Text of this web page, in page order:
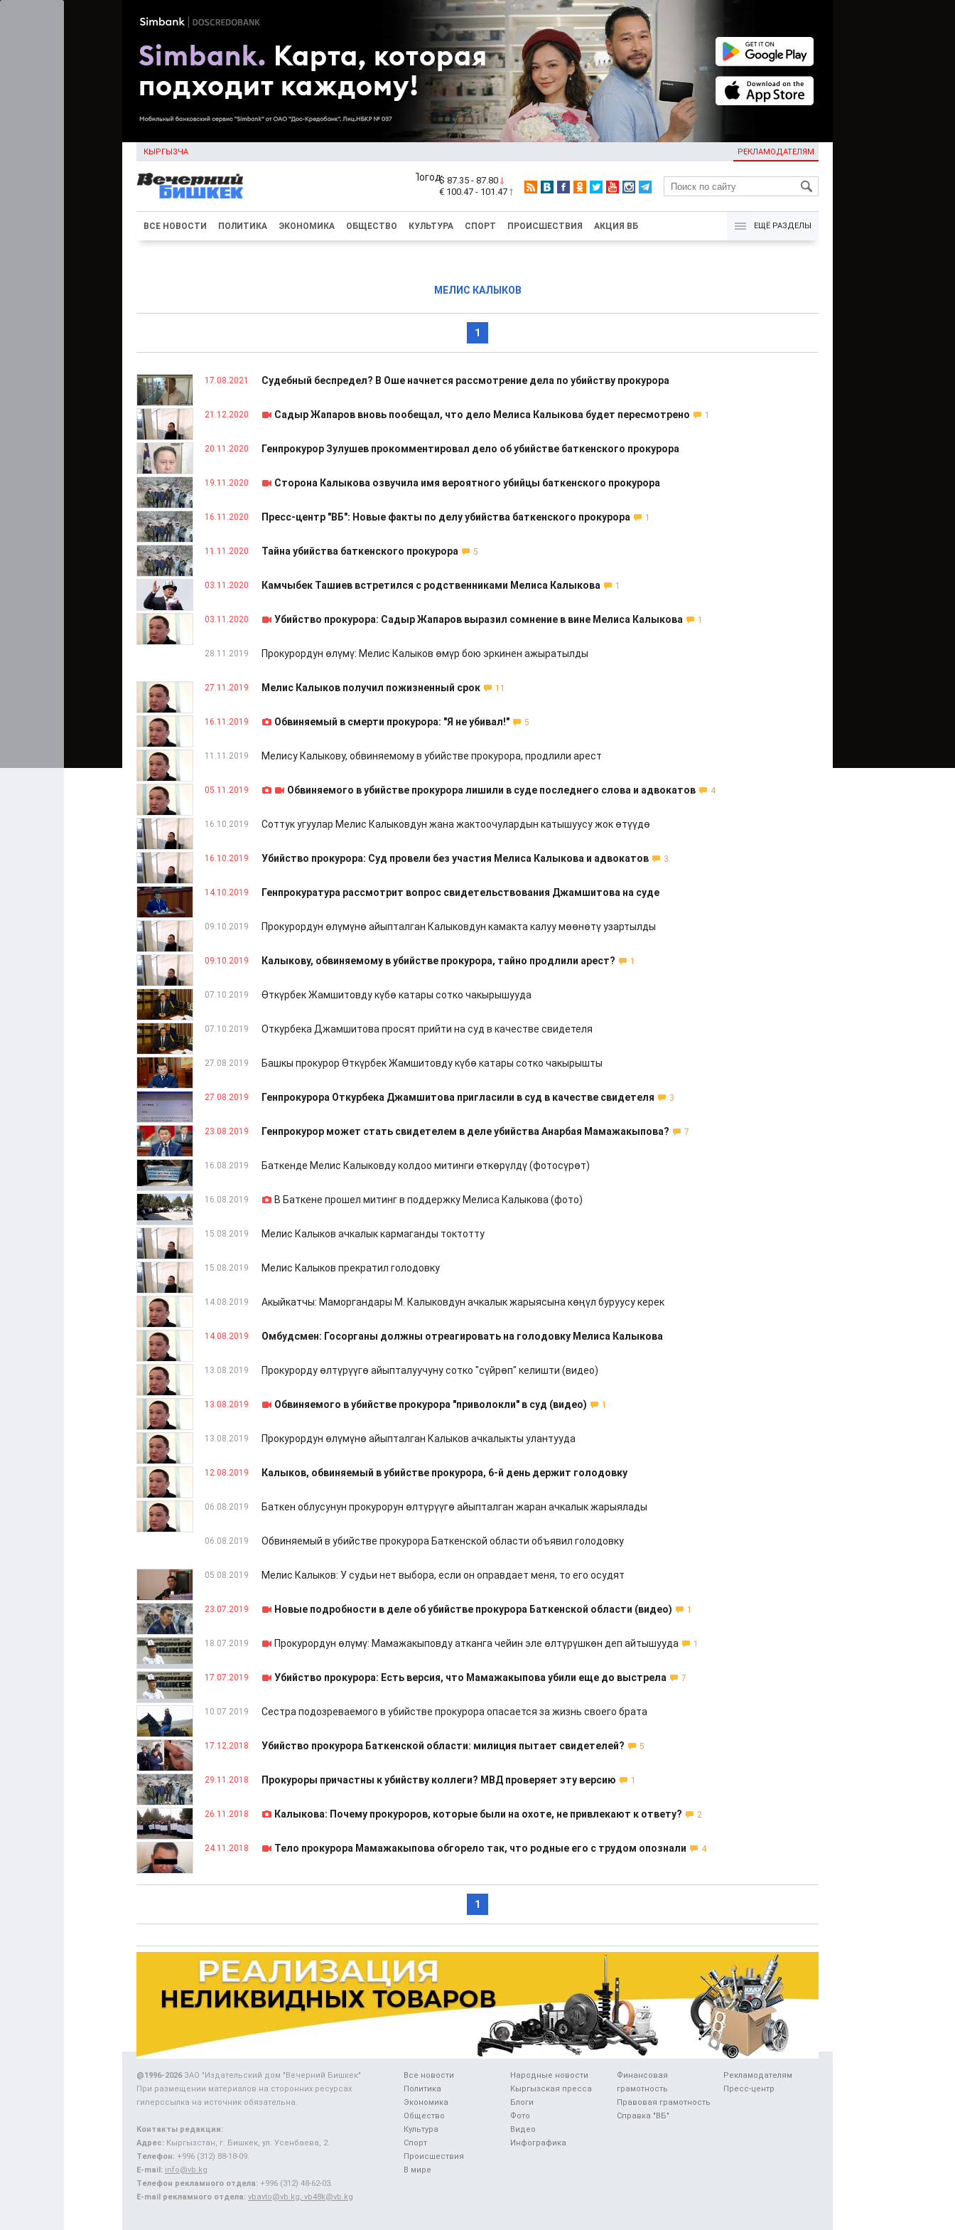
КЫРГЫЗЧА РЕКЛАМОДАТЕЛЯМ
KG
$ 87.35 - 87.80
€ 100.47 - 101.47
ВСЕ НОВОСТИ ПОЛИТИКА ЭКОНОМИКА ОБЩЕСТВО КУЛЬТУРА СПОРТ ПРОИСШЕСТВИЯ АКЦИЯ ВБ ЕЩЁ РАЗДЕЛЫ
МЕЛИС КАЛЫКОВ
1
17.08.2021 Судебный беспредел? В Оше начнется рассмотрение дела по убийству прокурора
21.12.2020 Садыр Жапаров вновь пообещал, что дело Мелиса Калыкова будет пересмотрено 1
20.11.2020 Генпрокурор Зулушев прокомментировал дело об убийстве баткенского прокурора
19.11.2020 Сторона Калыкова озвучила имя вероятного убийцы баткенского прокурора
16.11.2020 Пресс-центр "ВБ": Новые факты по делу убийства баткенского прокурора 1
11.11.2020 Тайна убийства баткенского прокурора 5
03.11.2020 Камчыбек Ташиев встретился с родственниками Мелиса Калыкова 1
03.11.2020 Убийство прокурора: Садыр Жапаров выразил сомнение в вине Мелиса Калыкова 1
28.11.2019 Прокурордун өлүмү: Мелис Калыков өмүр бою эркинен ажыратылды
27.11.2019 Мелис Калыков получил пожизненный срок 11
16.11.2019 Обвиняемый в смерти прокурора: "Я не убивал!" 5
11.11.2019 Мелису Калыкову, обвиняемому в убийстве прокурора, продлили арест
05.11.2019 Обвиняемого в убийстве прокурора лишили в суде последнего слова и адвокатов 4
16.10.2019 Соттук угуулар Мелис Калыковдун жана жактоочулардын катышуусу жок өтүүдө
16.10.2019 Убийство прокурора: Суд провели без участия Мелиса Калыкова и адвокатов 3
14.10.2019 Генпрокуратура рассмотрит вопрос свидетельствования Джамшитова на суде
09.10.2019 Прокурордун өлүмүнө айыпталган Калыковдун камакта калуу мөөнөтү узартылды
09.10.2019 Калыкову, обвиняемому в убийстве прокурора, тайно продлили арест? 1
07.10.2019 Өткүрбек Жамшитовду күбө катары сотко чакырышууда
07.10.2019 Откурбека Джамшитова просят прийти на суд в качестве свидетеля
27.08.2019 Башкы прокурор Өткүрбек Жамшитовду күбө катары сотко чакырышты
27.08.2019 Генпрокурора Откурбека Джамшитова пригласили в суд в качестве свидетеля 3
23.08.2019 Генпрокурор может стать свидетелем в деле убийства Анарбая Мамажакыпова? 7
16.08.2019 Баткенде Мелис Калыковду колдоо митинги өткөрүлдү (фотосүрөт)
16.08.2019 В Баткене прошел митинг в поддержку Мелиса Калыкова (фото)
15.08.2019 Мелис Калыков ачкалык кармаганды токтотту
15.08.2019 Мелис Калыков прекратил голодовку
14.08.2019 Акыйкатчы: Маморгандары М. Калыковдун ачкалык жарыясына көңүл буруусу керек
14.08.2019 Омбудсмен: Госорганы должны отреагировать на голодовку Мелиса Калыкова
13.08.2019 Прокурорду өлтүрүүгө айыпталуучуну сотко "сүйрөп" келишти (видео)
13.08.2019 Обвиняемого в убийстве прокурора "приволокли" в суд (видео) 1
13.08.2019 Прокурордун өлүмүнө айыпталган Калыков ачкалыкты улантууда
12.08.2019 Калыков, обвиняемый в убийстве прокурора, 6-й день держит голодовку
06.08.2019 Баткен облусунун прокурорун өлтүрүүгө айыпталган жаран ачкалык жарыялады
06.08.2019 Обвиняемый в убийстве прокурора Баткенской области объявил голодовку
05.08.2019 Мелис Калыков: У судьи нет выбора, если он оправдает меня, то его осудят
23.07.2019 Новые подробности в деле об убийстве прокурора Баткенской области (видео) 1
18.07.2019 Прокурордун өлүмү: Мамажакыповду атканга чейин эле өлтүрүшкөн деп айтышууда 1
17.07.2019 Убийство прокурора: Есть версия, что Мамажакыпова убили еще до выстрела 7
10.07.2019 Сестра подозреваемого в убийстве прокурора опасается за жизнь своего брата
17.12.2018 Убийство прокурора Баткенской области: милиция пытает свидетелей? 5
29.11.2018 Прокуроры причастны к убийству коллеги? МВД проверяет эту версию 1
26.11.2018 Калыкова: Почему прокуроров, которые были на охоте, не привлекают к ответу? 2
24.11.2018 Тело прокурора Мамажакыпова обгорело так, что родные его с трудом опознали 4
1
Все новости
Политика
Экономика
Общество
Культура
Спорт
Происшествия
В мире
Народные новости
Кыргызская пресса
Блоги
Фото
Видео
Инфографика
Финансовая
грамотность
Правовая грамотность
Справка "ВБ"
Рекламодателям
Пресс-центр
@1996-2026ЗАО "Издательский дом "Вечерний Бишкек"
При размещении материалов на сторонних ресурсах
гиперссылка на источник обязательна.
Контакты редакции:
Адрес: Кыргызстан, г. Бишкек, ул. Усенбаева, 2.
Телефон: +996 (312) 88-18-09.
E-mail: info@vb.kg
Телефон рекламного отдела: +996 (312) 48-62-03.
E-mail рекламного отдела: vbavto@vb.kg, vb48k@vb.kg